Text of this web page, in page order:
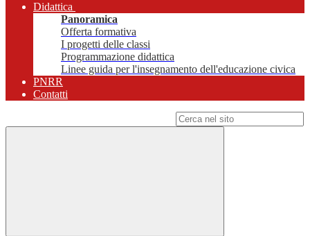
Didattica
Panoramica
Offerta formativa
I progetti delle classi
Programmazione didattica
Linee guida per l'insegnamento dell'educazione civica
PNRR
Contatti